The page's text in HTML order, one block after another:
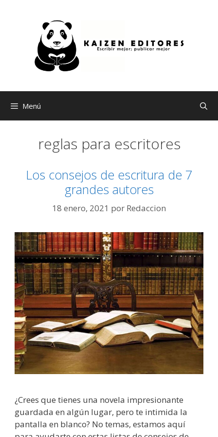
Menú
reglas para escritores
Los consejos de escritura de 7
grandes autores
18 enero, 2021 por Redaccion
¿Crees que tienes una novela impresionante
guardada en algún lugar, pero te intimida la
pantalla en blanco? No temas, estamos aquí